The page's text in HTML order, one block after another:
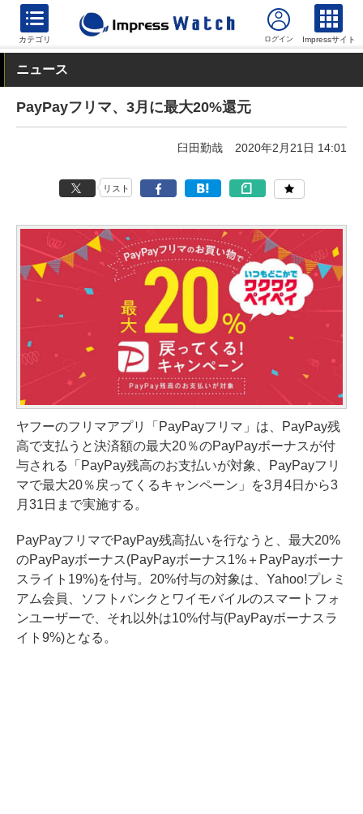
カテゴリ Impressサイト
ニュース
PayPayフリマ、3月に最大20%還元
臼田勤哉 2020年2月21日 14:01
リスト
ヤフーのフリマアプリ「PayPayフリマ」は、PayPay残
高で支払うと決済額の最大20％のPayPayボーナスが付
与される「PayPay残高のお支払いが対象、PayPayフリ
マで最大20％戻ってくるキャンペーン」を3月4日から3
月31日まで実施する。
PayPayフリマでPayPay残高払いを行なうと、最大20%
のPayPayボーナス(PayPayボーナス1%＋PayPayボーナ
スライト19%)を付与。20%付与の対象は、Yahoo!プレミ
アム会員、ソフトバンクとワイモバイルのスマートフォ
ンユーザーで、それ以外は10%付与(PayPayボーナスラ
イト9%)となる。